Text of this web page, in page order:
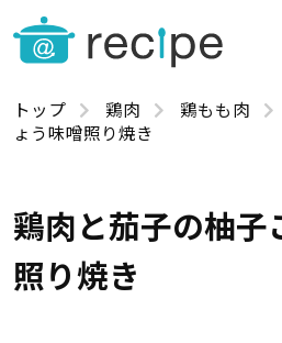
トップ 鶏肉 鶏もも肉
ょう味噌照り焼き
鶏肉と茄子の柚子
照り焼き